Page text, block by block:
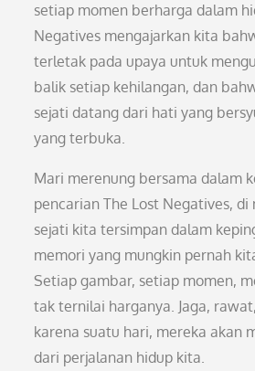
setiap momen berharga dalam
Negatives mengajarkan kita
terletak pada upaya untuk
balik setiap kehilangan, dan
sejati datang dari hati yang
yang terbuka.
Mari merenung bersama dalam
pencarian The Lost Negatives, di
sejati kita tersimpan dalam
memori yang mungkin pernah
Setiap gambar, setiap momen,
tak ternilai harganya. Jaga,
karena suatu hari, mereka akan
dari perjalanan hidup kita.